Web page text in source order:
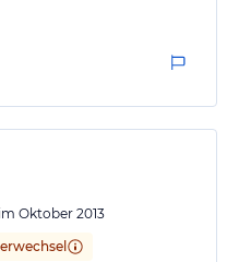
Sehr günstiges
ist sehr gut.
etwas mehr berappen
abwechslungsreicheres
mehr als
Oktober 2013